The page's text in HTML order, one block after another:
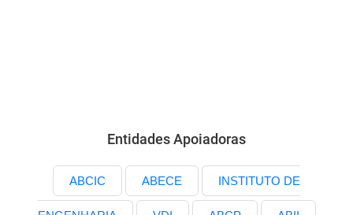
Entidades Apoiadoras
ABCIC ABECE INSTITUTO DE